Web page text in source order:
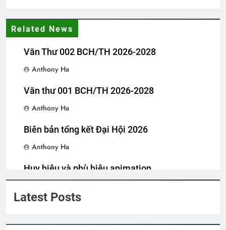
Thăm phu nhân NT Võ Thành Khiết K10
Tagore)
2 Years Ago
Related News
Văn Thư 002 BCH/TH 2026-2028
Anthony Ha
Văn thư 001 BCH/TH 2026-2028
Anthony Ha
Biên bản tổng kết Đại Hội 2026
Anthony Ha
Huy hiệu và phù hiệu animation
Latest Posts